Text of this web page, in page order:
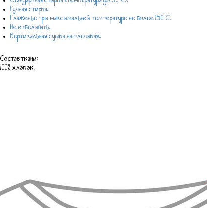
Ручная стирка.
Глаженье при максимальной температуре не более 150°С.
Не отбеливать.
Вертикальная сушка на плечиках.
Состав ткани:
100% хлопок.